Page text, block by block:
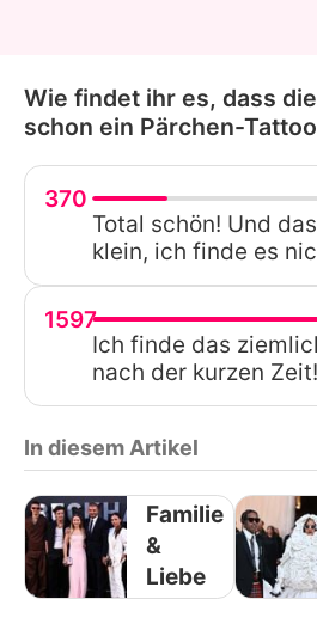
Wie findet ihr es, dass
schon ein Pärchen-
370
Total schön! Und
klein, ich finde es
1597
Ich finde das
nach der kurzen Zeit!
In diesem Artikel
Familie
&
Liebe